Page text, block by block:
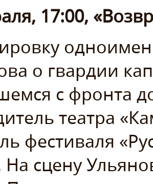
17:00,
о гвардии
с фронта
театра
фестиваля
сцену